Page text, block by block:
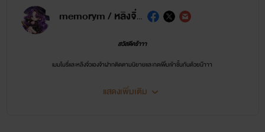
memorym / หลิงจิ่ว (09)
สวัสดีคร้าาา
เมมโมรี่และหลิงจิ่วเองจ้าฝากติดตามนิยายและกดเพิ่มเข้าชั้นกันด้วยน๊าาา
ช่องทางการติดตาม
แสดงเพิ่มเติม